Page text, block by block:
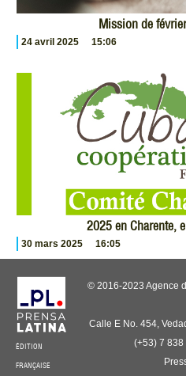
Mission de
24 avril 2025 15:06
2025 en Charente,
30 mars 2025 16:05
ÉDITION
FRANÇAISE
© 2016-2023 Agence
Calle E No. 454,
(+53) 7